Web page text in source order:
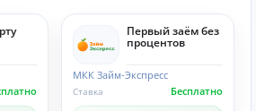
Первый заём без
процентов
МКК Займ-Экспресс
Бесплатно
Ставка